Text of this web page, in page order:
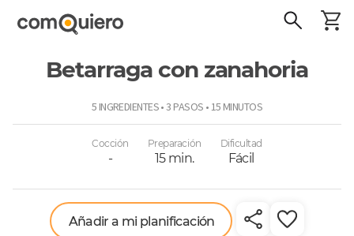
Betarraga con zanahoria
5 INGREDIENTES • 3 PASOS • 15 MINUTOS
Cocción
-
Preparación
15 min.
Dificultad
Fácil
Añadir a mi planificación